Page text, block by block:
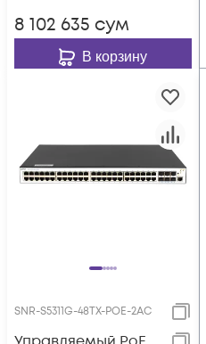
8 102 635 сум
В корзину
SNR-S5311G-48TX-POE-2AC